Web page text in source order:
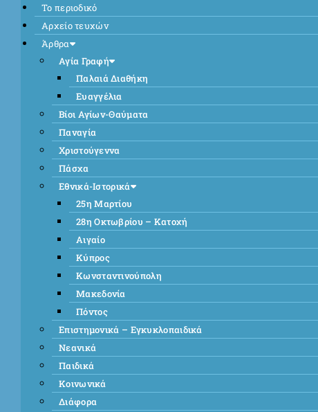
Το περιοδικό
Αρχείο τευχών
Άρθρα
Αγία Γραφή
Παλαιά Διαθήκη
Ευαγγέλια
Βίοι Αγίων-Θαύματα
Παναγία
Χριστούγεννα
Πάσχα
Εθνικά-Ιστορικά
25η Μαρτίου
28η Οκτωβρίου – Κατοχή
Αιγαίο
Κύπρος
Κωνσταντινούπολη
Μακεδονία
Πόντος
Επιστημονικά – Εγκυκλοπαιδικά
Νεανικά
Παιδικά
Κοινωνικά
Διάφορα